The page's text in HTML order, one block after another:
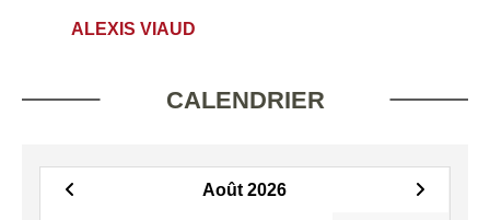
ALEXIS VIAUD
CALENDRIER
Août 2026